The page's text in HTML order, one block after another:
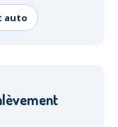
auto